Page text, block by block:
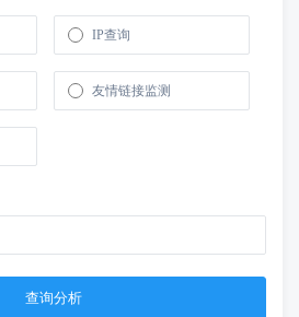
IP查询
友情链接监测